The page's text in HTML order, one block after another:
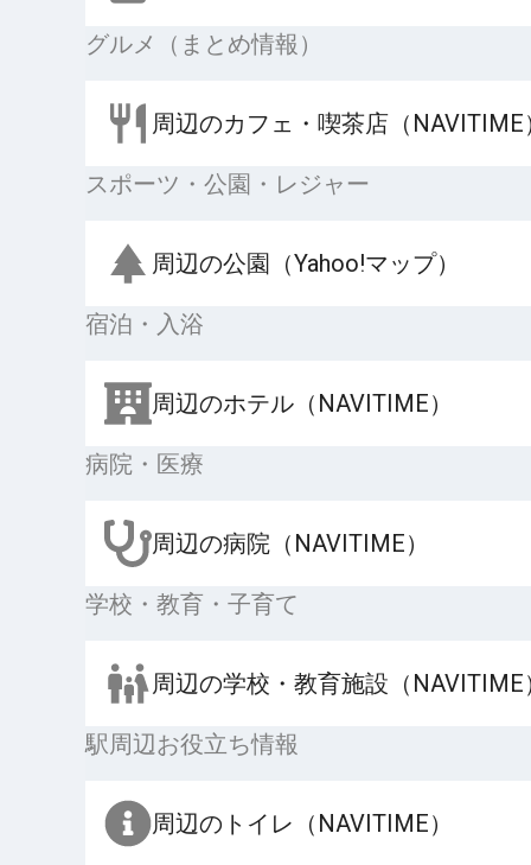
グルメ（まとめ情報）
周辺のカフェ・喫茶店（NAVITIME
スポーツ・公園・レジャー
周辺の公園（Yahoo!マップ）
宿泊・入浴
周辺のホテル（NAVITIME）
病院・医療
周辺の病院（NAVITIME）
学校・教育・子育て
周辺の学校・教育施設（NAVITIME
駅周辺お役立ち情報
周辺のトイレ（NAVITIME）